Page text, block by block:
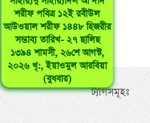
শরীফ পবিত্র ১২ই রবীউল
আউওয়াল শরীফ ১৪৪৮ হিজরীর
সম্ভাব্য তারিখ- ২৭ ছালিছ
১৩৯৪ শামসী, ২৬শে আগস্ট,
২০২৬ খৃ:, ইয়াওমুল আরবিয়া
(বুধবার)
ট্যাগসমূহঃ